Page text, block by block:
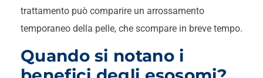
trattamento può comparire un arrossamento
temporaneo della pelle, che scompare in breve tempo.
Quando si notano i